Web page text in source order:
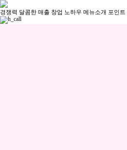
경쟁력 달콤한 매출 창업 노하우 메뉴소개 포인트